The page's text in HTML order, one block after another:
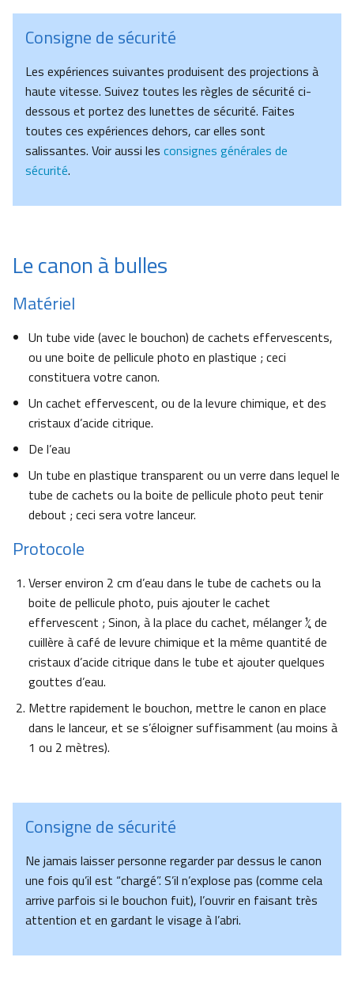
Consigne de sécurité
Les expériences suivantes produisent des projections à
haute vitesse. Suivez toutes les règles de sécurité ci-
dessous et portez des lunettes de sécurité. Faites
toutes ces expériences dehors, car elles sont
salissantes. Voir aussi les consignes générales de
sécurité.
Le canon à bulles
Matériel
Un tube vide (avec le bouchon) de cachets effervescents,
ou une boite de pellicule photo en plastique ; ceci
constituera votre canon.
Un cachet effervescent, ou de la levure chimique, et des
cristaux d’acide citrique.
De l’eau
Un tube en plastique transparent ou un verre dans lequel le
tube de cachets ou la boite de pellicule photo peut tenir
debout ; ceci sera votre lanceur.
Protocole
Verser environ 2 cm d’eau dans le tube de cachets ou la
boite de pellicule photo, puis ajouter le cachet
effervescent ; Sinon, à la place du cachet, mélanger ¼ de
cuillère à café de levure chimique et la même quantité de
cristaux d’acide citrique dans le tube et ajouter quelques
gouttes d’eau.
Mettre rapidement le bouchon, mettre le canon en place
dans le lanceur, et se s’éloigner suffisamment (au moins à
1 ou 2 mètres).
Consigne de sécurité
Ne jamais laisser personne regarder par dessus le canon
une fois qu’il est “chargé”. S’il n’explose pas (comme cela
arrive parfois si le bouchon fuit), l’ouvrir en faisant très
attention et en gardant le visage à l’abri.